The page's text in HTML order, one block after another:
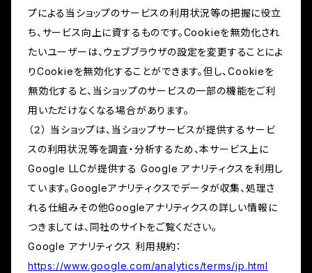
プによる当ショップのサービスの利用状況等の把握に役立
ち、サービス向上に資するものです。Cookieを無効化され
たいユーザーは、ウェブブラウザの設定を変更することによ
りCookieを無効化することができます。但し、Cookieを
無効化すると、当ショップのサービスの一部の機能をご利
用いただけなくなる場合があります。
（２） 当ショップは、当ショップサービスが提供するサービ
スの利用状況等を調査・分析するため、本サービス上に
Google LLCが提供する Google アナリティクスを利用し
ています。Googleアナリティクスでデータが収集、処理さ
れる仕組みその他Googleアナリティクスの詳しい情報に
つきましては、同社のサイトをご覧ください。
Google アナリティクス 利用規約：
https://www.google.com/analytics/terms/jp.html